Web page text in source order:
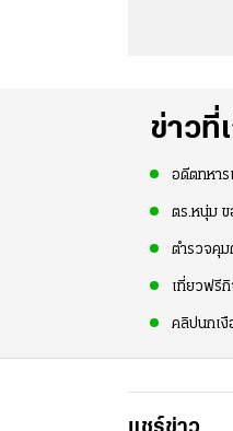
ข่าวที่
อดีตทหาร
ตร.หนุ่ม ข
ตำรวจคุ
เที่ยวฟรี
คลิปนกเงื